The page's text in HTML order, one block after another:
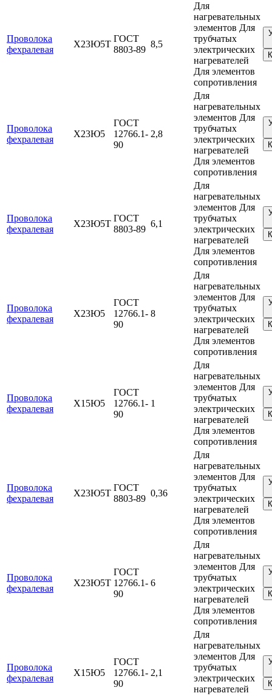
Проволока
фехралевая
Х23Ю5Т
ГОСТ
8803-89
8,5
Для
нагревательных
элементов Для
трубчатых
электрических
нагревателей
Для элементов
сопротивления
Проволока
фехралевая
Х23Ю5
ГОСТ
12766.1-
90
2,8
Для
нагревательных
элементов Для
трубчатых
электрических
нагревателей
Для элементов
сопротивления
Проволока
фехралевая
Х23Ю5Т
ГОСТ
8803-89
6,1
Для
нагревательных
элементов Для
трубчатых
электрических
нагревателей
Для элементов
сопротивления
Проволока
фехралевая
Х23Ю5
ГОСТ
12766.1-
90
8
Для
нагревательных
элементов Для
трубчатых
электрических
нагревателей
Для элементов
сопротивления
Проволока
фехралевая
Х15Ю5
ГОСТ
12766.1-
90
1
Для
нагревательных
элементов Для
трубчатых
электрических
нагревателей
Для элементов
сопротивления
Проволока
фехралевая
Х23Ю5Т
ГОСТ
8803-89
0,36
Для
нагревательных
элементов Для
трубчатых
электрических
нагревателей
Для элементов
сопротивления
Проволока
фехралевая
Х23Ю5Т
ГОСТ
12766.1-
90
6
Для
нагревательных
элементов Для
трубчатых
электрических
нагревателей
Для элементов
сопротивления
Проволока
фехралевая
Х15Ю5
ГОСТ
12766.1-
90
2,1
Для
нагревательных
элементов Для
трубчатых
электрических
нагревателей